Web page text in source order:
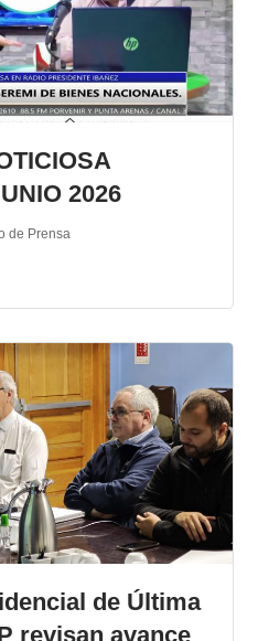
2026
de Prensa
de Última
revisan avance